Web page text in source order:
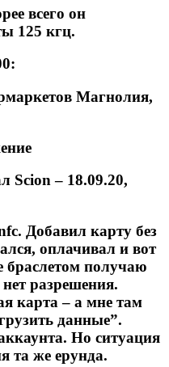
всего он
125 кгц.
Магнолия,
Scion– 18.09.20,
Добавил карту без
оплачивал и вот
браслетом получаю
разрешения.
карта – а мне там
данные”.
Но ситуация
та же ерунда.